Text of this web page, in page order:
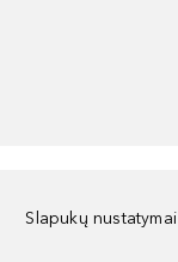
Slapukų nustatymai